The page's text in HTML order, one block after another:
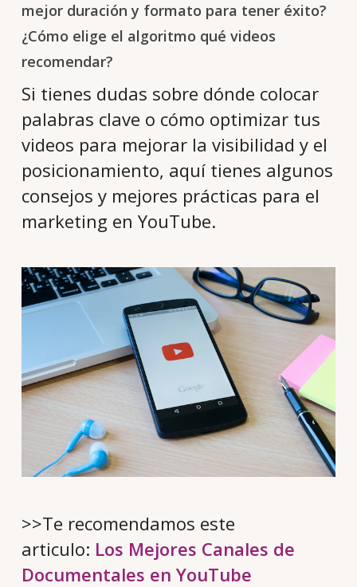
mejor duración y formato para tener éxito?
¿Cómo elige el algoritmo qué videos
recomendar?
Si tienes dudas sobre dónde colocar
palabras clave o cómo optimizar tus
videos para mejorar la visibilidad y el
posicionamiento, aquí tienes algunos
consejos y mejores prácticas para el
marketing en YouTube.
>>Te recomendamos este
articulo: Los Mejores Canales de
Documentales en YouTube